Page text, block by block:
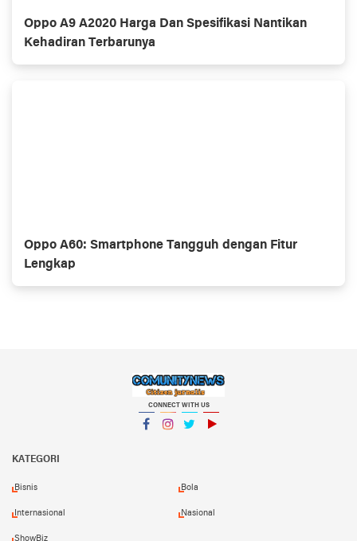
Oppo A9 A2020 Harga Dan Spesifikasi Nantikan
Kehadiran Terbarunya
Oppo A60: Smartphone Tangguh dengan Fitur
Lengkap
CONNECT WITH US
KATEGORI
Bisnis Bola
Internasional Nasional
ShowBiz